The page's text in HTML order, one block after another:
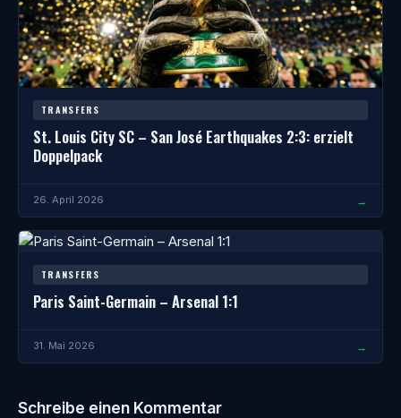
TRANSFERS
St. Louis City SC – San José Earthquakes 2:3: erzielt
Doppelpack
26. April 2026 →
TRANSFERS
Paris Saint-Germain – Arsenal 1:1
31. Mai 2026 →
Schreibe einen Kommentar